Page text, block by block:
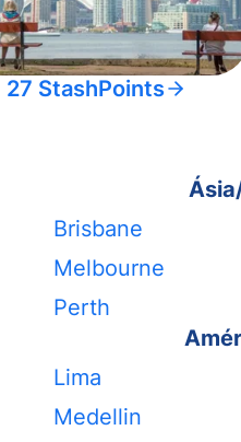
27 StashPoints
Brisbane
Melbourne
Perth
Lima
Medellin